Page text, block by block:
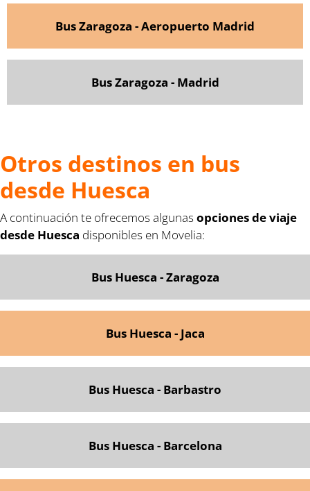
Bus Zaragoza - Aeropuerto Madrid
Bus Zaragoza - Madrid
Otros destinos en bus
desde Huesca
A continuación te ofrecemos algunasopciones de viaje
desde Huesca disponibles en Movelia:
Bus Huesca - Zaragoza
Bus Huesca - Jaca
Bus Huesca - Barbastro
Bus Huesca - Barcelona